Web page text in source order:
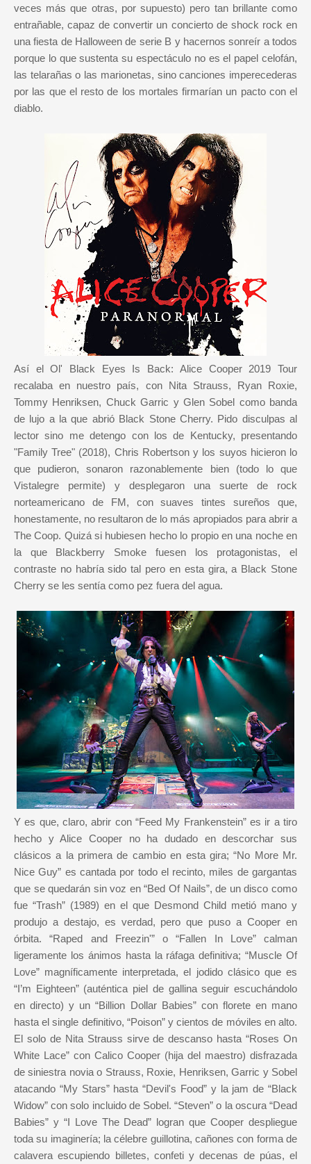
veces más que otras, por supuesto) pero tan brillante como
entrañable, capaz de convertir un concierto de shock rock en
una fiesta de Halloween de serie B y hacernos sonreír a todos
porque lo que sustenta su espectáculo no es el papel celofán,
las telarañas o las marionetas, sino canciones imperecederas
por las que el resto de los mortales firmarían un pacto con el
diablo.
Así el Ol' Black Eyes Is Back: Alice Cooper 2019 Tour
recalaba en nuestro país, con Nita Strauss, Ryan Roxie,
Tommy Henriksen, Chuck Garric y Glen Sobel como banda
de lujo a la que abrió Black Stone Cherry. Pido disculpas al
lector sino me detengo con los de Kentucky, presentando
"Family Tree" (2018), Chris Robertson y los suyos hicieron lo
que pudieron, sonaron razonablemente bien (todo lo que
Vistalegre permite) y desplegaron una suerte de rock
norteamericano de FM, con suaves tintes sureños que,
honestamente, no resultaron de lo más apropiados para abrir a
The Coop. Quizá si hubiesen hecho lo propio en una noche en
la que Blackberry Smoke fuesen los protagonistas, el
contraste no habría sido tal pero en esta gira, a Black Stone
Cherry se les sentía como pez fuera del agua.
Y es que, claro, abrir con “Feed My Frankenstein” es ir a tiro
hecho y Alice Cooper no ha dudado en descorchar sus
clásicos a la primera de cambio en esta gira; “No More Mr.
Nice Guy” es cantada por todo el recinto, miles de gargantas
que se quedarán sin voz en “Bed Of Nails”, de un disco como
fue “Trash” (1989) en el que Desmond Child metió mano y
produjo a destajo, es verdad, pero que puso a Cooper en
órbita. “Raped and Freezin'” o “Fallen In Love” calman
ligeramente los ánimos hasta la ráfaga definitiva; “Muscle Of
Love” magníficamente interpretada, el jodido clásico que es
“I’m Eighteen” (auténtica piel de gallina seguir escuchándolo
en directo) y un “Billion Dollar Babies” con florete en mano
hasta el single definitivo, “Poison” y cientos de móviles en alto.
El solo de Nita Strauss sirve de descanso hasta “Roses On
White Lace” con Calico Cooper (hija del maestro) disfrazada
de siniestra novia o Strauss, Roxie, Henriksen, Garric y Sobel
atacando “My Stars” hasta “Devil's Food” y la jam de “Black
Widow” con solo incluido de Sobel. “Steven” o la oscura “Dead
Babies” y “I Love The Dead” logran que Cooper despliegue
toda su imaginería; la célebre guillotina, cañones con forma de
calavera escupiendo billetes, confeti y decenas de púas, el